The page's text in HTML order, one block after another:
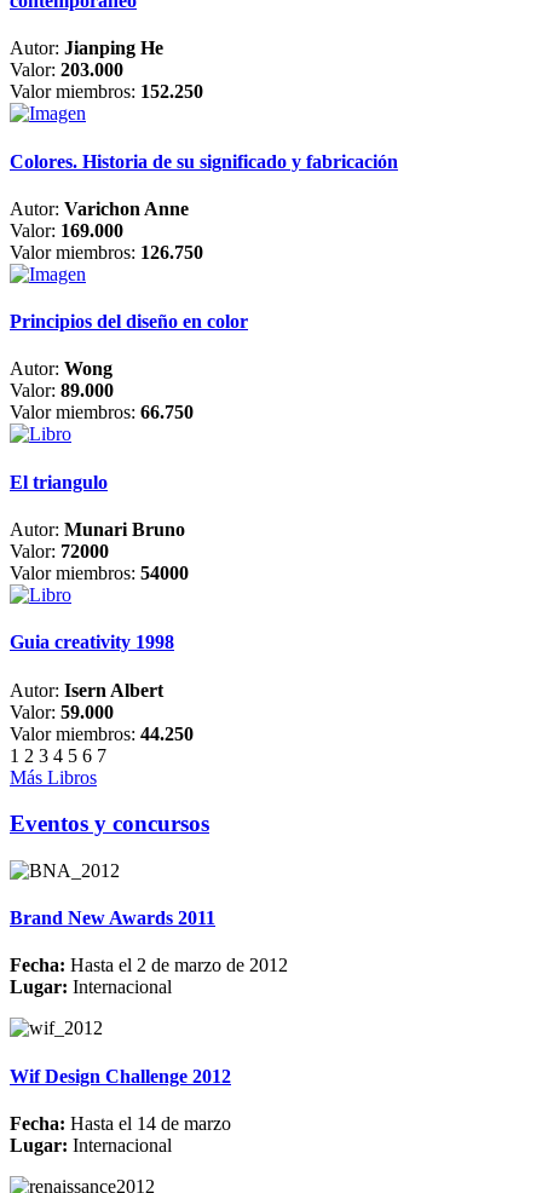
Autor: Jianping He
Valor: 203.000
Valor miembros: 152.250
Colores. Historia de su significado y fabricación
Autor: Varichon Anne
Valor: 169.000
Valor miembros: 126.750
Principios del diseño en color
Autor: Wong
Valor: 89.000
Valor miembros: 66.750
El triangulo
Autor: Munari Bruno
Valor: 72000
Valor miembros: 54000
Guia creativity 1998
Autor: Isern Albert
Valor: 59.000
Valor miembros: 44.250
1 2 3 4 5 6 7
Más Libros
Eventos y concursos
Brand New Awards 2011
Fecha: Hasta el 2 de marzo de 2012
Lugar: Internacional
Wif Design Challenge 2012
Fecha: Hasta el 14 de marzo
Lugar: Internacional